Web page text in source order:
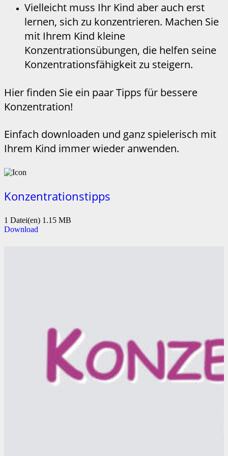
Vielleicht muss Ihr Kind aber auch erst
lernen, sich zu konzentrieren. Machen Sie
mit Ihrem Kind kleine
Konzentrationsübungen, die helfen seine
Konzentrationsfähigkeit zu steigern.
Hier finden Sie ein paar Tipps für bessere
Konzentration!
Einfach downloaden und ganz spielerisch mit
Ihrem Kind immer wieder anwenden.
Konzentrationstipps
1 Datei(en) 1.15 MB
Download